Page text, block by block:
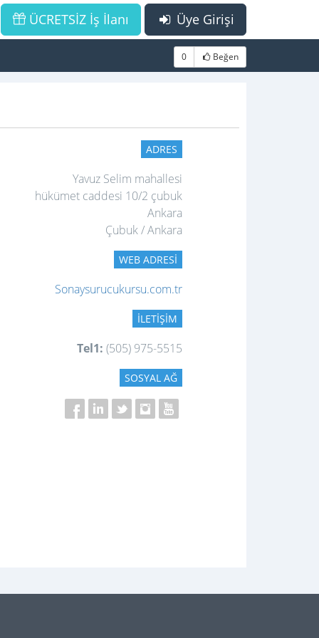
Üye Girişi
ÜCRETSİZ İş İlanı
0 Beğen
ADRES
Yavuz Selim mahallesi
hükümet caddesi 10/2 çubuk
Ankara
Çubuk / Ankara
WEB ADRESI
Sonaysurucukursu.com.tr
İLETIŞIM
Tel1: (505) 975-5515
SOSYAL AĞ